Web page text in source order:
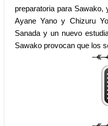
preparatoria para
Ayane Yano y Chizuru
Sanada y un nuevo
Sawako provocan que los